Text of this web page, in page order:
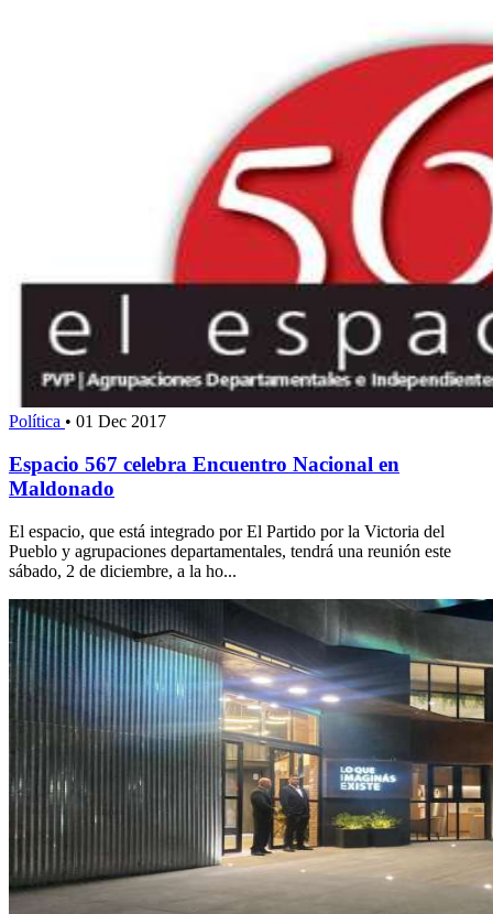
Política • 01 Dec 2017
Espacio 567 celebra Encuentro Nacional en
Maldonado
El espacio, que está integrado por El Partido por la Victoria del
Pueblo y agrupaciones departamentales, tendrá una reunión este
sábado, 2 de diciembre, a la ho...